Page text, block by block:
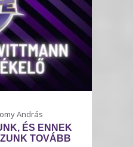
András
ÉS ENNEK
TOVÁBB